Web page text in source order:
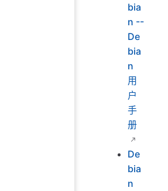
bia
n --
De
bia
n
用
户
手
册
De
bia
n